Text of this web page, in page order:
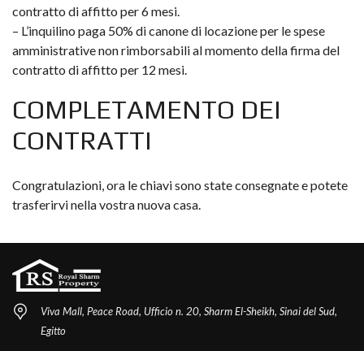
contratto di affitto per 6 mesi.
– L’inquilino paga 50% di canone di locazione per le spese
amministrative non rimborsabili al momento della firma del
contratto di affitto per 12 mesi.
COMPLETAMENTO DEI
CONTRATTI
Congratulazioni, ora le chiavi sono state consegnate e potete
trasferirvi nella vostra nuova casa.
Viva Mall, Peace Road, Ufficio n. 20, Sharm El-Sheikh, Sinai del Sud,
Egitto